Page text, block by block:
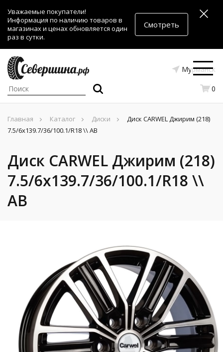
Уважаемые покупатели!
Информация по наличию товаров в
магазинах и ценах обновляется один
раз в сутки.
Смотреть
Мурманск
0
Главная Каталог Диски
Диск CARWEL Джирим (218)
7.5/6x139.7/36/100.1/R18 \\ AB
Диск CARWEL Джирим (218)
7.5/6x139.7/36/100.1/R18 \\
AB